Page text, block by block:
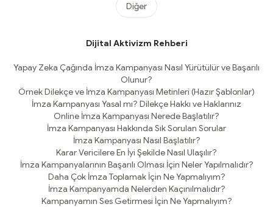
Diğer
Dijital Aktivizm Rehberi
Yapay Zeka Çağında İmza Kampanyası Nasıl Yürütülür ve Başarılı
Olunur?
Örnek Dilekçe ve İmza Kampanyası Metinleri (Hazır Şablonlar)
İmza Kampanyası Yasal mı? Dilekçe Hakkı ve Haklarınız
Online İmza Kampanyası Nerede Başlatılır?
İmza Kampanyası Hakkında Sık Sorulan Sorular
İmza Kampanyası Nasıl Başlatılır?
Karar Vericilere En İyi Şekilde Nasıl Ulaşılır?
İmza Kampanyalarının Başarılı Olması İçin Neler Yapılmalıdır?
Daha Çok İmza Toplamak İçin Ne Yapmalıyım?
İmza Kampanyamda Nelerden Kaçınılmalıdır?
Kampanyamın Ses Getirmesi İçin Ne Yapmalıyım?